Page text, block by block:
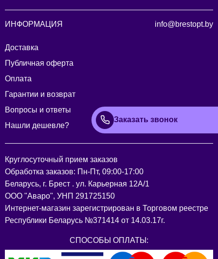
ИНФОРМАЦИЯ
Доставка
Публичная оферта
Оплата
Гарантии и возврат
Вопросы и ответы
Нашли дешевле?
info@brestopt.by
Заказать звонок
Круглосуточный прием заказов
Обработка заказов: Пн-Пт, 09:00-17:00
Беларусь, г. Брест . ул. Карьерная 12А/1
ООО "Аваро", УНП 291725150
Интернет-магазин зарегистрирован в Торговом реестре
Республики Беларусь №371414 от 14.03.17г.
СПОСОБЫ ОПЛАТЫ: